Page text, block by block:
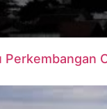
Perkembangan